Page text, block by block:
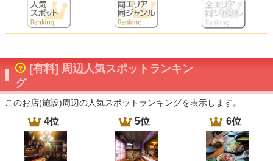
[有料] 周辺人気スポットランキン
グ
このお店(施設)周辺の人気スポットランキングを表示します。
4位 5位 6位